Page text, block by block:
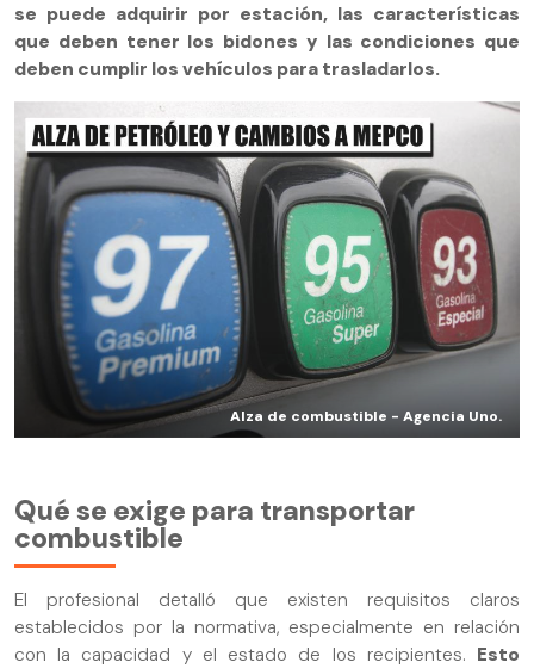
se puede adquirir por estación, las características
que deben tener los bidones y las condiciones que
deben cumplir los vehículos para trasladarlos.
Alza de combustible - Agencia Uno.
Qué se exige para transportar
combustible
El profesional detalló que existen requisitos claros
establecidos por la normativa, especialmente en relación
con la capacidad y el estado de los recipientes. Esto